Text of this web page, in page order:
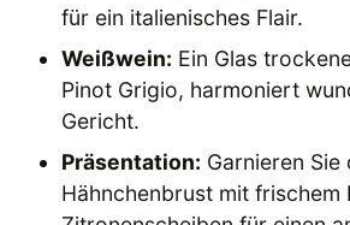
für ein italienisches Flair.
Weißwein: Ein Glas
Pinot Grigio, harmoniert
Gericht.
Präsentation: Garnieren Sie
Hähnchenbrust mit frischem